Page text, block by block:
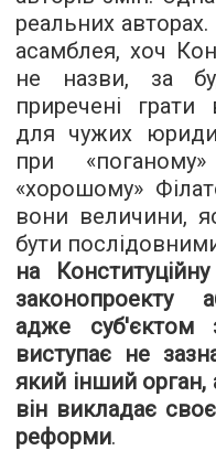
реальних
асамблея, хоч
не назви, за
приречені
для чужих
при
«хорошому»
вони величини,
бути
на
законопроекту
адже суб'єктом
виступає не
який інший орган,
він викладає
реформи.